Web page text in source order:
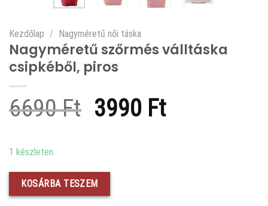
Kezdőlap / Nagyméretű női táska
Nagyméretű szőrmés válltáska
csipkéből, piros
6690Ft Original
6690 Ft.
3990 FtCurrent
1 készleten
KOSÁRBA TESZEM